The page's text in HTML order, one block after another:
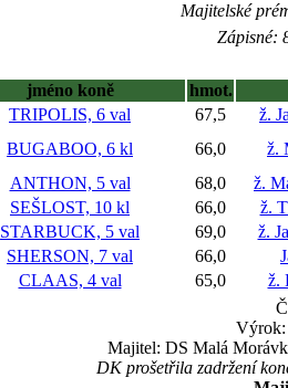
Majitelské
Zápisné:
jméno koně
hmot.
TRIPOLIS, 6 val 67,5
ž.
BUGABOO, 6 kl 66,0
ž.
ANTHON, 5 val 68,0
ž.
SEŠLOST, 10 kl 66,0
ž.
STARBUCK, 5 val 69,0
ž.
SHERSON, 7 val 66,0
CLAAS, 4 val 65,0
ž.
Výrok:
Majitel: DS Malá
DK prošetřila zadržení